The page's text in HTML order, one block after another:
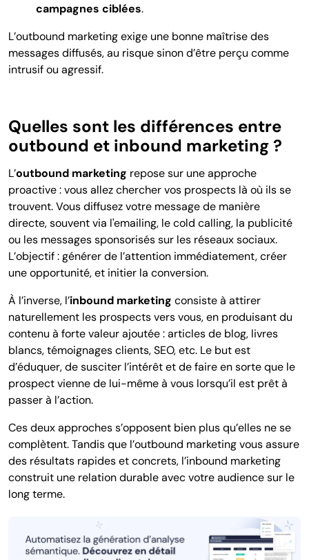
campagnes ciblées.
L’outbound marketing exige une bonne maîtrise des
messages diffusés, au risque sinon d’être perçu comme
intrusif ou agressif.
Quelles sont les différences entre
outbound et inbound marketing ?
L’outbound marketing repose sur une approche
proactive : vous allez chercher vos prospects là où ils se
trouvent. Vous diffusez votre message de manière
directe, souvent via l'emailing, le cold calling, la publicité
ou les messages sponsorisés sur les réseaux sociaux.
L’objectif : générer de l’attention immédiatement, créer
une opportunité, et initier la conversion.
À l’inverse, l’inbound marketing consiste à attirer
naturellement les prospects vers vous, en produisant du
contenu à forte valeur ajoutée : articles de blog, livres
blancs, témoignages clients, SEO, etc. Le but est
d’éduquer, de susciter l’intérêt et de faire en sorte que le
prospect vienne de lui-même à vous lorsqu’il est prêt à
passer à l’action.
Ces deux approches s’opposent bien plus qu’elles ne se
complètent. Tandis que l’outbound marketing vous assure
des résultats rapides et concrets, l’inbound marketing
construit une relation durable avec votre audience sur le
long terme.